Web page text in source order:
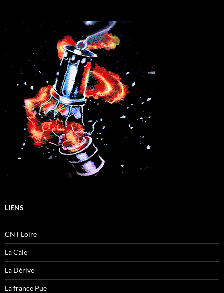
LIENS
CNT Loire
La Cale
La Dérive
La france Pue